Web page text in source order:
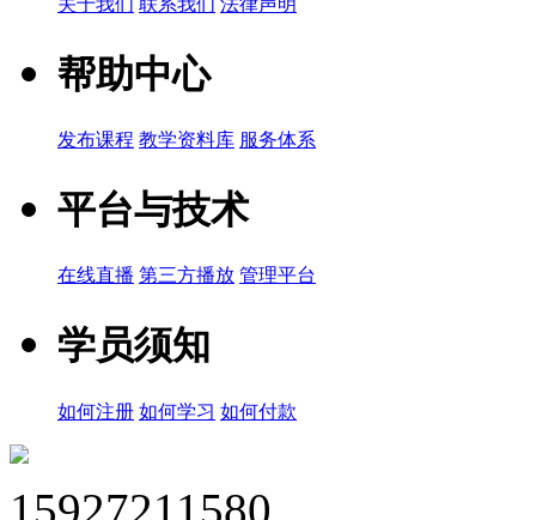
帮助中心
发布课程 教学资料库 服务体系
平台与技术
在线直播 第三方播放 管理平台
学员须知
如何注册 如何学习 如何付款
15927211580